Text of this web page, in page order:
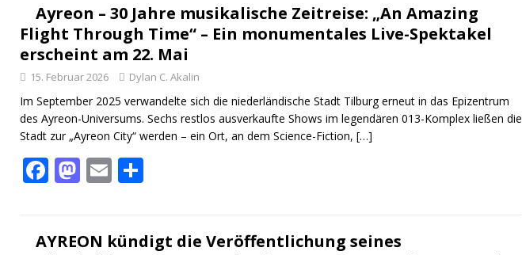
b
o
o
k
d
o
n
l n
Ayreon – 30 Jahre musikalische Zeitreise: „An Amazing
Flight Through Time“ – Ein monumentales Live-Spektakel
erscheint am 22. Mai
15. Februar 2026 Dylan C. Akalin
Im September 2025 verwandelte sich die niederländische Stadt Tilburg erneut in das Epizentrum
des Ayreon-Universums. Sechs restlos ausverkaufte Shows im legendären 013-Komplex ließen die
Stadt zur „Ayreon City“ werden – ein Ort, an dem Science-Fiction, […]
F
b
M
d
E
l n
AYREON kündigt die Veröffentlichung seines